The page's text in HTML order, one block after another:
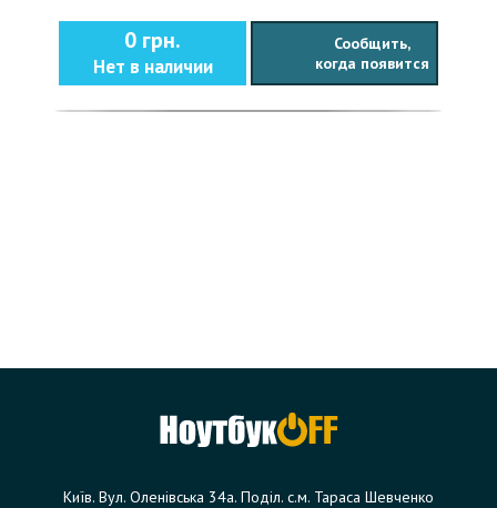
0 грн.
Нет в наличии
Сообщить,
когда появится
Київ. Вул. Оленівська 34а. Поділ. с.м. Тараса Шевченко